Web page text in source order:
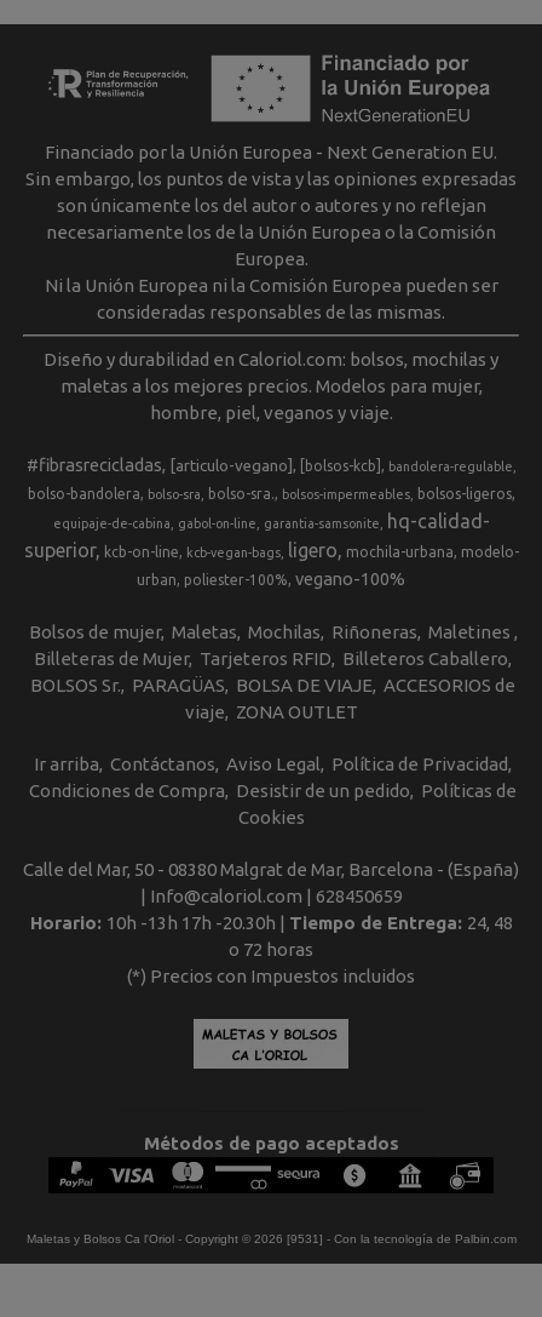
Financiado por la Unión Europea - Next Generation EU.
Sin embargo, los puntos de vista y las opiniones expresadas
son únicamente los del autor o autores y no reflejan
necesariamente los de la Unión Europea o la Comisión
Europea.
Ni la Unión Europea ni la Comisión Europea pueden ser
consideradas responsables de las mismas.
Diseño y durabilidad en Caloriol.com: bolsos, mochilas y
maletas a los mejores precios. Modelos para mujer,
hombre, piel, veganos y viaje.
#fibrasrecicladas [articulo-vegano] [bolsos-kcb] bandolera-regulable
bolso-bandolera bolso-sra bolso-sra. bolsos-impermeables bolsos-ligeros
equipaje-de-cabina gabol-on-line garantia-samsonite
hq-calidad-
superior
kcb-on-line kcb-vegan-bags ligero mochila-urbana
modelo-
urban
poliester-100% vegano-100%
Bolsos de mujer Maletas Mochilas Riñoneras Maletines
Billeteras de Mujer Tarjeteros RFID
Billeteros Caballero
BOLSOS Sr.
PARAGÜAS BOLSA DE VIAJE ACCESORIOS de
viaje
ZONA OUTLET
Ir arriba Contáctanos Aviso Legal
Política de Privacidad
Condiciones de Compra
Desistir de un pedido
Políticas de
Cookies
Calle del Mar, 50 - 08380 Malgrat de Mar, Barcelona - (España)
| Info@caloriol.com | 628450659
Horario: 10h -13h 17h -20.30h | Tiempo de Entrega: 24, 48
o 72 horas
(*) Precios con Impuestos incluidos
Métodos de pago aceptados
Maletas y Bolsos Ca l'Oriol- Copyright © 2026 [9531] - Con la tecnología de Palbin.com